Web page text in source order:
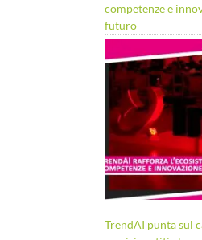
competenze e
futuro
TrendAI punta sul